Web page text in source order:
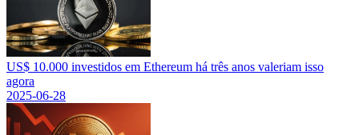
US$ 10.000 investidos em Ethereum há três anos valeriam isso
agora
2025-06-28